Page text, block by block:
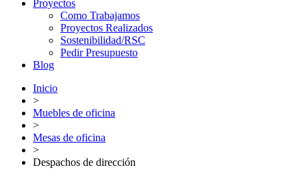
Proyectos
Como Trabajamos
Proyectos Realizados
Sostenibilidad/RSC
Pedir Presupuesto
Blog
Inicio
>
Muebles de oficina
>
Mesas de oficina
>
Despachos de dirección